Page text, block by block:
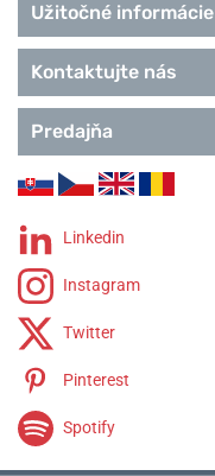
Užitočné informácie
Kontaktujte nás
Predajňa
Linkedin
Instagram
Twitter
Pinterest
Spotify